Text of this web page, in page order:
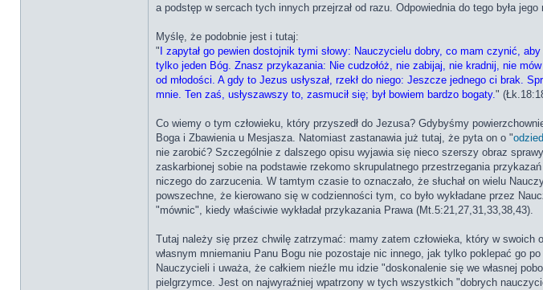
a podstęp w sercach tych innych przejrzał od razu. Odpowiednia do tego była jego
Myślę, że podobnie jest i tutaj:
" I zapytał go pewien dostojnik tymi słowy: Nauczycielu dobry, co mam czynić,
tylko jeden Bóg. Znasz przykazania: Nie cudzołóż, nie zabijaj, nie kradnij, nie
od młodości. A gdy to Jezus usłyszał, rzekł do niego: Jeszcze jednego ci brak.
mnie. Ten zaś, usłyszawszy to, zasmucił się; był bowiem bardzo bogaty."
Co wiemy o tym człowieku, który przyszedł do Jezusa? Gdybyśmy
Boga i Zbawienia u Mesjasza. Natomiast zastanawia już tutaj, że pyta on o "
nie zarobić? Szczególnie z dalszego opisu wyjawia się nieco szerszy obraz
zaskarbionej sobie na podstawie rzekomo skrupulatnego przestrzegania przykazań
niczego do zarzucenia. W tamtym czasie to oznaczało, że słuchał on wielu
powszechne, że kierowano się w codzienności tym, co było wykładane przez
"mównic", kiedy właściwie wykładał przykazania Prawa (Mt.5:21,27,31,33,38,43).
Tutaj należy się przez chwilę zatrzymać: mamy zatem człowieka, który w swoich
własnym mniemaniu Panu Bogu nie pozostaje nic innego, jak tylko poklepać go
Nauczycieli i uważa, że całkiem nieźle mu idzie "doskonalenie się we własnej
pielgrzymce. Jest on najwyraźniej wpatrzony w tych wszystkich "dobrych